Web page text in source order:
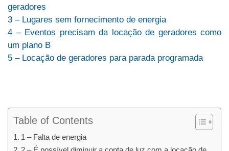
geradores
3 – Lugares sem fornecimento de energia
4 – Eventos precisam da locação de geradores como
um plano B
5 – Locação de geradores para parada programada
Table of Contents
1 – Falta de energia